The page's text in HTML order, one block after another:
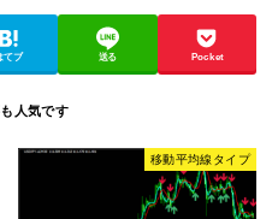
てブ 送る Pocket
移動平均線タイプ